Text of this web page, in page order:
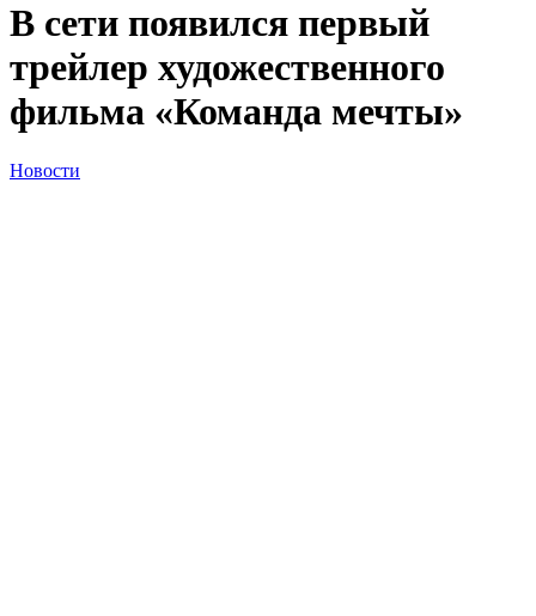
В сети появился первый
трейлер художественного
фильма «Команда мечты»
Новости